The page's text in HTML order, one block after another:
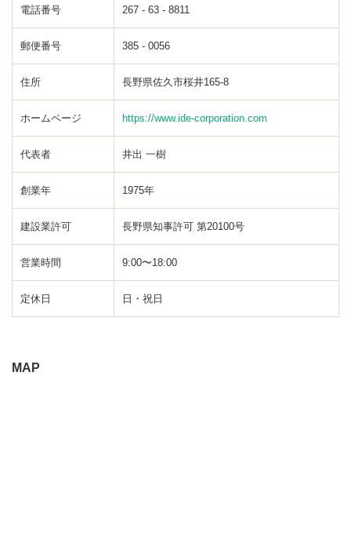
電話番号 267 - 63 - 8811
郵便番号 385 - 0056
住所 長野県佐久市桜井165-8
ホームページ https://www.ide-corporation.com
代表者 井出 一樹
創業年 1975年
建設業許可 長野県知事許可 第20100号
営業時間 9:00〜18:00
定休日 日・祝日
MAP